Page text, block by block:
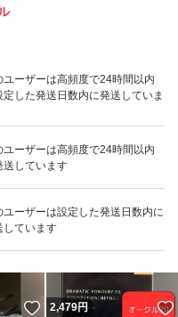
ユーザーは高頻度で24時間以内
定した発送日数内に発送していま
ユーザーは高頻度で24時間以内
送しています
ユーザーは設定した発送日数内に
しています
いいね！
2,444
いいね！
2,479円